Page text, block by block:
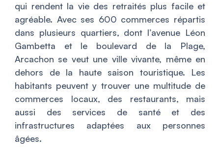
qui rendent la vie des retraités plus facile et
agréable. Avec ses 600 commerces répartis
dans plusieurs quartiers, dont l’avenue Léon
Gambetta et le boulevard de la Plage,
Arcachon se veut une ville vivante, même en
dehors de la haute saison touristique. Les
habitants peuvent y trouver une multitude de
commerces locaux, des restaurants, mais
aussi des services de santé et des
infrastructures adaptées aux personnes
âgées.